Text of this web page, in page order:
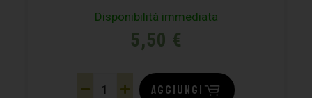
Disponibilità immediata
5,50 €
AGGIUNGI